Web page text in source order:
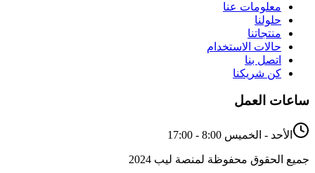
معلومات عنا
حلولنا
منتجاتنا
حالات الاستخدام
اتصل بنا
كن شريكنا
ساعات العمل
الأحد - الخميس 8:00 - 17:00
جميع الحقوق محفوظة لمنصة ليب 2024